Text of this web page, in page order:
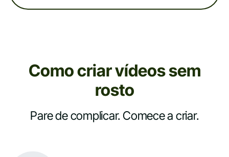
Como criar vídeos sem
rosto
Pare de complicar. Comece a criar.